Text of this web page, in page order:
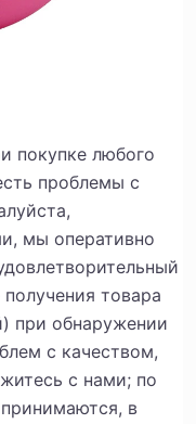
покупке любого
проблемы с
мы оперативно
товара
при обнаружении
с качеством,
с нами; по
в